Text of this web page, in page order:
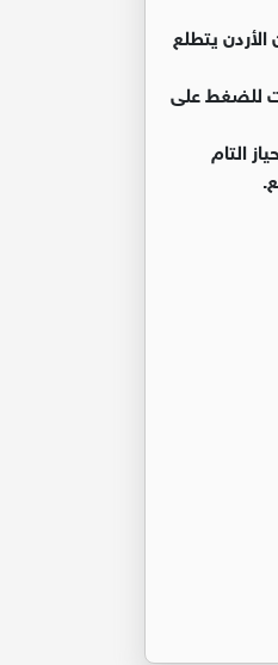
يتطلع
للضغط على
التام